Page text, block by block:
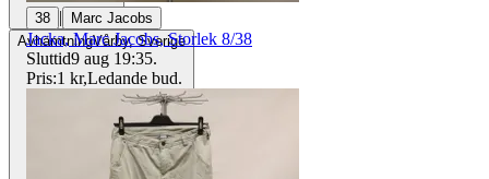
AvhämtningVårby, Sverige
38 | Marc Jacobs
Jacka, Marc Jacobs, Storlek 8/38
Sluttid9 aug 19:35.
Pris:1 kr,Ledande bud.